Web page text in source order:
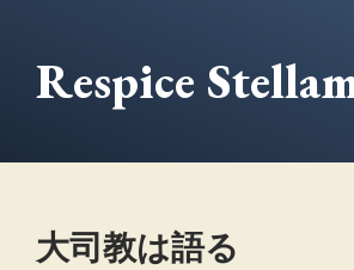
動
Respice
大司教は語る